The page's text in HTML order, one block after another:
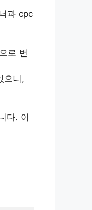
과 cpc
로 변
으니,
다. 이